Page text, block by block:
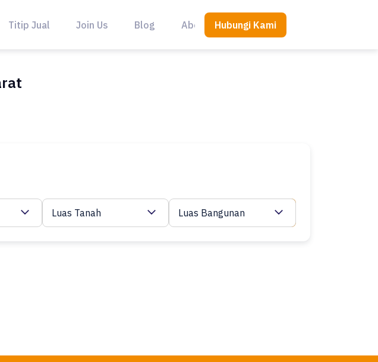
Titip Jual Join Us Blog About UsHubungi Kami
Luas Tanah Luas Bangunan